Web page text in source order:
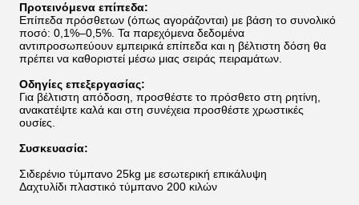
Προτεινόμενα επίπεδα:
Επίπεδα πρόσθετων (όπως αγοράζονται) με βάση το συνολικό
ποσό: 0,1%–0,5%. Τα παρεχόμενα δεδομένα
αντιπροσωπεύουν εμπειρικά επίπεδα και η βέλτιστη δόση θα
πρέπει να καθοριστεί μέσω μιας σειράς πειραμάτων.
Οδηγίες επεξεργασίας:
Για βέλτιστη απόδοση, προσθέστε το πρόσθετο στη ρητίνη,
ανακατέψτε καλά και στη συνέχεια προσθέστε χρωστικές
ουσίες.
Συσκευασία:
Σιδερένιο τύμπανο 25kg με εσωτερική επικάλυψη
Δαχτυλίδι πλαστικό τύμπανο 200 κιλών